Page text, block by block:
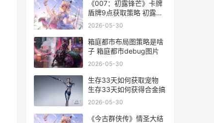
《007：初露锋芒》卡牌
盾牌9点获取策略 初露锋
芒游戏
2026-05-30
箱庭都市布局图策略是啥
子 箱庭都市debug图片
2026-05-30
生存33天如何获取宠物
生存33天如何获得合金搞
2026-05-30
《今古群侠传》情圣大结